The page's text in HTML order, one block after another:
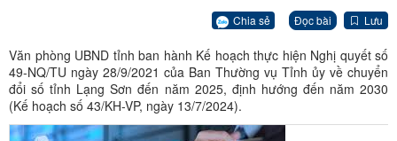
Chia sẻ Đọc bài Lưu
Văn phòng UBND tỉnh ban hành Kế hoạch thực hiện Nghị quyết số
49-NQ/TU ngày 28/9/2021 của Ban Thường vụ Tỉnh ủy về chuyển
đổi số tỉnh Lạng Sơn đến năm 2025, định hướng đến năm 2030
(Kế hoạch số 43/KH-VP, ngày 13/7/2024).